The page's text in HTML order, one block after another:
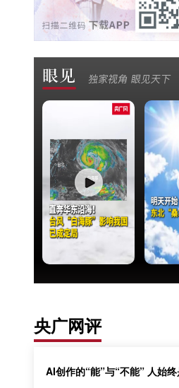
央广网评
AI创作的“能”与“不能” 人始